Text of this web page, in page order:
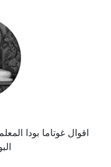
اقوال غوتاما بودا